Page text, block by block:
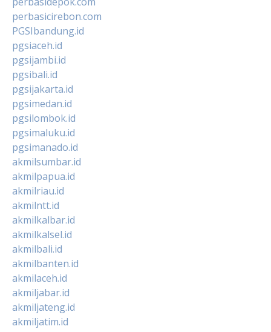
perbasicirebon.com
PGSIbandung.id
pgsiaceh.id
pgsijambi.id
pgsibali.id
pgsijakarta.id
pgsimedan.id
pgsilombok.id
pgsimaluku.id
pgsimanado.id
akmilsumbar.id
akmilpapua.id
akmilriau.id
akmilntt.id
akmilkalbar.id
akmilkalsel.id
akmilbali.id
akmilbanten.id
akmilaceh.id
akmiljabar.id
akmiljateng.id
akmiljatim.id